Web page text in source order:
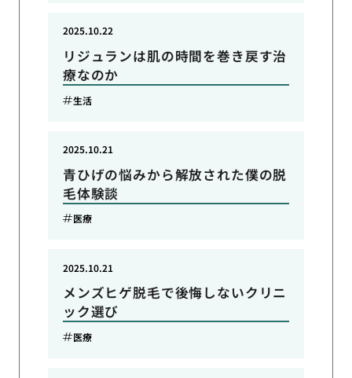
リジュランは肌の時間を巻き戻す治
療なのか
2025.10.22
生活
青ひげの悩みから解放された僕の脱
毛体験談
2025.10.21
医療
メンズヒゲ脱毛で後悔しないクリニ
ック選び
2025.10.21
医療